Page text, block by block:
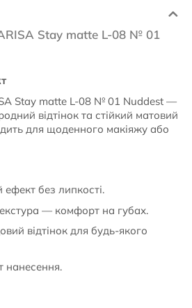
Stay matte L-08 № 01
Stay matte L-08 № 01 Nuddest —
відтінок та стійкий матовий
для щоденного макіяжу або
ефект без липкості.
— комфорт на губах.
відтінок для будь-якого
нанесення.